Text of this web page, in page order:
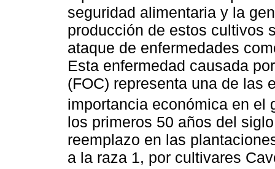
seguridad alimentaria y la
producción de estos cultivos
ataque de enfermedades
Esta enfermedad causada
(FOC) representa una de las
importancia económica en el
los primeros 50 años del
reemplazo en las
a la raza 1, por cultivares